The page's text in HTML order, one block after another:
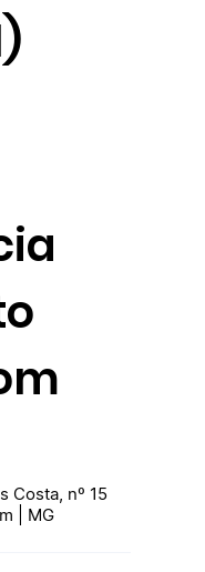
Costa, nº 15
| MG